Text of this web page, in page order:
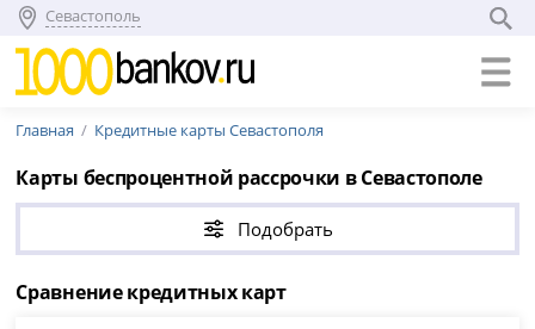
Севастополь
Главная Кредитные карты Севастополя
Карты беспроцентной рассрочки в Севастополе
Подобрать
Сравнение кредитных карт